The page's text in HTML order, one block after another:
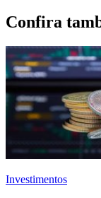
Confira
Investimentos